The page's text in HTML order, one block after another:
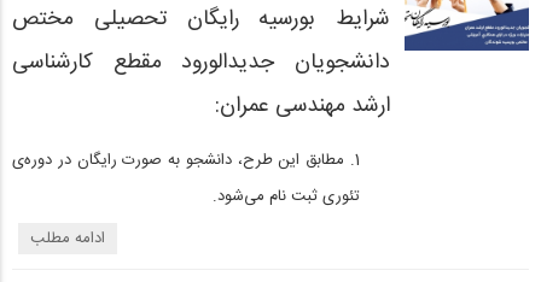
شرایط بورسیه رایگان تحصیلی مختص
دانشجویان جدیدالورود مقطع کارشناسی
ارشد مهندسی عمران:
مطابق این طرح، دانشجو به صورت رایگان در دوره‌ی
تئوری ثبت نام می‌شود.
ادامه مطلب